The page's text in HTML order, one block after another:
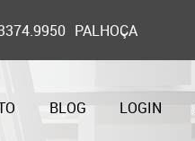
PALHOÇA
BLOG LOGIN